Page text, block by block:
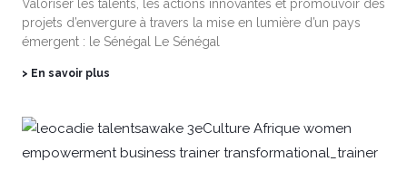
Valoriser les talents, les actions innovantes et promouvoir des
projets d’envergure à travers la mise en lumière d’un pays
émergent : le Sénégal Le Sénégal
> En savoir plus